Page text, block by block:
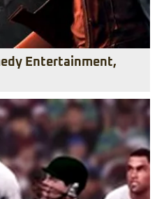
Entertainment,